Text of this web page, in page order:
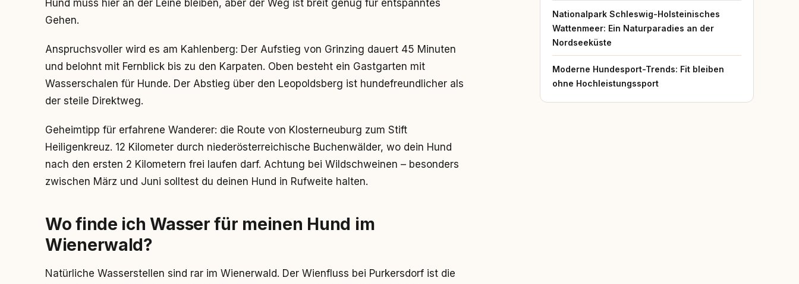
Hund muss hier an der Leine bleiben, aber der Weg ist breit genug für entspanntes
Gehen.
Anspruchsvoller wird es am Kahlenberg: Der Aufstieg von Grinzing dauert 45 Minuten
und belohnt mit Fernblick bis zu den Karpaten. Oben besteht ein Gastgarten mit
Wasserschalen für Hunde. Der Abstieg über den Leopoldsberg ist hundefreundlicher als
der steile Direktweg.
Geheimtipp für erfahrene Wanderer: die Route von Klosterneuburg zum Stift
Heiligenkreuz. 12 Kilometer durch niederösterreichische Buchenwälder, wo dein Hund
nach den ersten 2 Kilometern frei laufen darf. Achtung bei Wildschweinen – besonders
zwischen März und Juni solltest du deinen Hund in Rufweite halten.
Wo finde ich Wasser für meinen Hund im
Wienerwald?
Natürliche Wasserstellen sind rar im Wienerwald. Der Wienfluss bei Purkersdorf ist die
Nationalpark Schleswig-Holsteinisches
Wattenmeer: Ein Naturparadies an der
Nordseeküste
Moderne Hundesport-Trends: Fit bleiben
ohne Hochleistungssport